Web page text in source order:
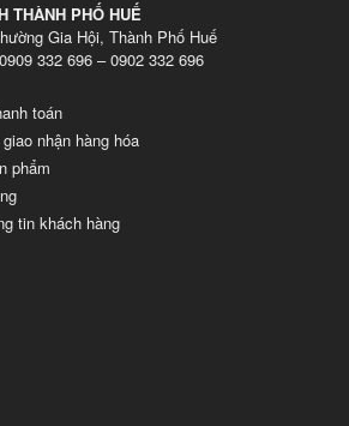
THÀNH PHỐ HUẾ
Gia Hội, Thành Phố Huế
332 696 – 0902 332 696
toán
nhận hàng hóa
phẩm
tin khách hàng